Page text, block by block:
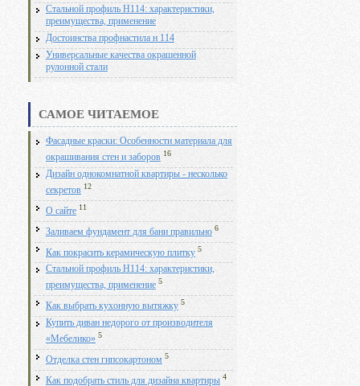
Стальной профиль Н114: характеристики,
преимущества, применение
Достоинства профнастила н 114
Универсальные качества окрашенной
рулонной стали
САМОЕ ЧИТАЕМОЕ
Фасадные краски: Особенности материала для
окрашивания стен и заборов 16
Дизайн однокомнатной квартиры - несколько
секретов 12
О сайте 11
Заливаем фундамент для бани правильно 6
Как покрасить керамическую плитку 5
Стальной профиль Н114: характеристики,
преимущества, применение 5
Как выбрать кухонную вытяжку 5
Купить диван недорого от производителя
«Мебелико» 5
Отделка стен гипсокартоном 5
Как подобрать стиль для дизайна квартиры 4